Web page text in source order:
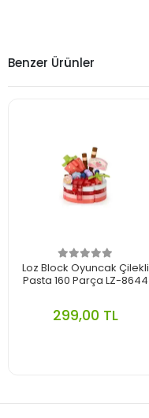
Benzer Ürünler
Loz Block Oyuncak Çilekli
Pasta 160 Parça LZ-8644
299,00 TL